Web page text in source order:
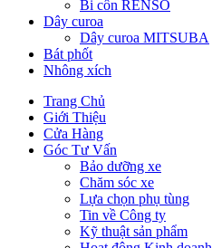
Bi côn RENSO
Dây curoa
Dây curoa MITSUBA
Bát phốt
Nhông xích
Trang Chủ
Giới Thiệu
Cửa Hàng
Góc Tư Vấn
Bảo dưỡng xe
Chăm sóc xe
Lựa chọn phụ tùng
Tin về Công ty
Kỹ thuật sản phẩm